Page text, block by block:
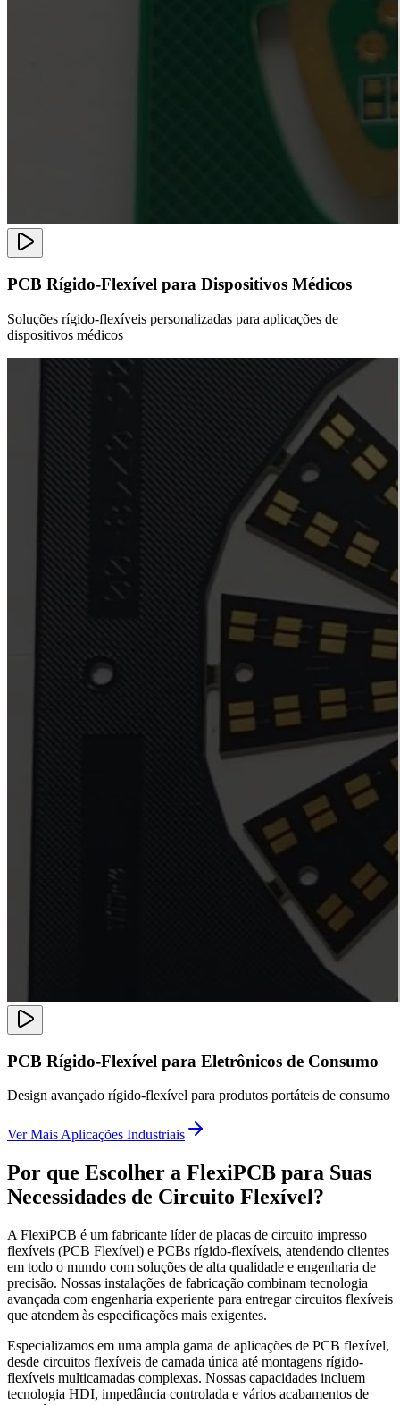
PCB Rígido-Flexível para Dispositivos Médicos
Soluções rígido-flexíveis personalizadas para aplicações de
dispositivos médicos
PCB Rígido-Flexível para Eletrônicos de Consumo
Design avançado rígido-flexível para produtos portáteis de consumo
Ver Mais Aplicações Industriais
Por que Escolher a FlexiPCB para Suas
Necessidades de Circuito Flexível?
A FlexiPCB é um fabricante líder de placas de circuito impresso
flexíveis (PCB Flexível) e PCBs rígido-flexíveis, atendendo clientes
em todo o mundo com soluções de alta qualidade e engenharia de
precisão. Nossas instalações de fabricação combinam tecnologia
avançada com engenharia experiente para entregar circuitos flexíveis
que atendem às especificações mais exigentes.
Especializamos em uma ampla gama de aplicações de PCB flexível,
desde circuitos flexíveis de camada única até montagens rígido-
flexíveis multicamadas complexas. Nossas capacidades incluem
tecnologia HDI, impedância controlada e vários acabamentos de